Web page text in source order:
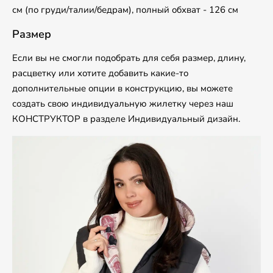
см (по груди/талии/бедрам), полный обхват - 126 см
Размер
Если вы не смогли подобрать для себя размер, длину,
расцветку или хотите добавить какие-то
дополнительные опции в конструкцию, вы можете
создать свою индивидуальную жилетку через наш
КОНСТРУКТОР в разделе Индивидуальный дизайн.